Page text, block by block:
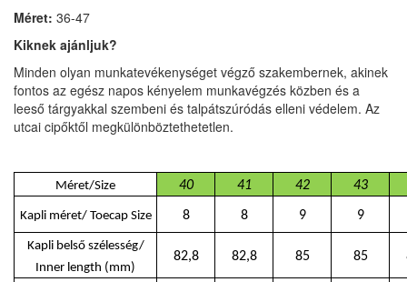
Méret: 36-47
Kiknek ajánljuk?
Minden olyan munkatevékenységet végző szakembernek, akinek
fontos az egész napos kényelem munkavégzés közben és a
leeső tárgyakkal szembeni és talpátszúródás elleni védelem. Az
utcai cipőktől megkülönböztethetetlen.
Méret/Size 40 41 42 43
Kapli méret/ Toecap Size 8 8 9 9
Kapli belső szélesség/
Inner length (mm)
82,8 82,8 85 85